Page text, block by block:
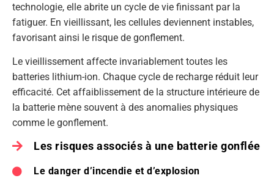
technologie, elle abrite un cycle de vie finissant par la
fatiguer. En vieillissant, les cellules deviennent instables,
favorisant ainsi le risque de gonflement.
Le vieillissement affecte invariablement toutes les
batteries lithium-ion. Chaque cycle de recharge réduit leur
efficacité. Cet affaiblissement de la structure intérieure de
la batterie mène souvent à des anomalies physiques
comme le gonflement.
Les risques associés à une batterie gonflée
Le danger d’incendie et d’explosion